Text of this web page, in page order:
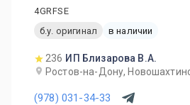
4GRFSE
б.у. оригинал
в наличии
236 ИП Близарова В.А.
Ростов-на-Дону,
(978) 031-34-33